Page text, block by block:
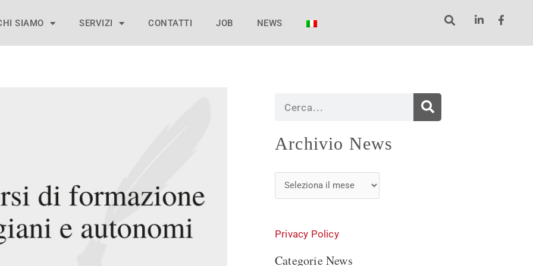
SIAMO SERVIZI CONTATTI JOB NEWS
Archivio News
Archivio
Privacy Policy
Categorie News
Categorie